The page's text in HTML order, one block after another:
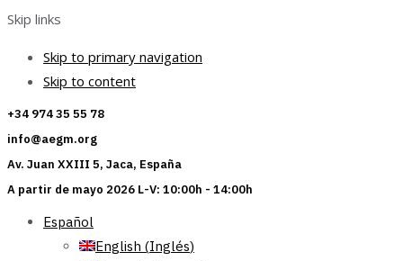
Skip links
Skip to primary navigation
Skip to content
+34 974 35 55 78
info@aegm.org
Av. Juan XXIII 5, Jaca, España
A partir de mayo 2026 L-V: 10:00h - 14:00h
Español
English (Inglés)